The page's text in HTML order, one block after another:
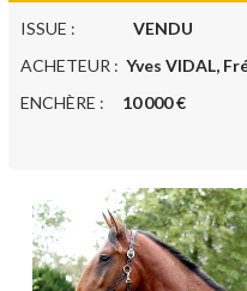
ISSUE : VENDU
ACHETEUR : Yves VIDAL,
ENCHÈRE : 10 000 €